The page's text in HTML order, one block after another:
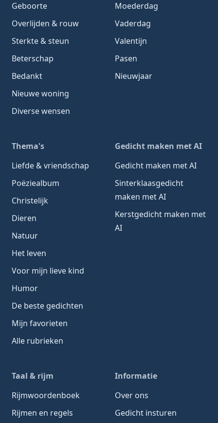
Geboorte
Overlijden & rouw
Sterkte & steun
Beterschap
Bedankt
Nieuwe woning
Diverse wensen
Moederdag
Vaderdag
Valentijn
Pasen
Nieuwjaar
Thema's
Liefde & vriendschap
Poëziealbum
Christelijk
Dieren
Natuur
Het leven
Voor mijn lieve kind
Humor
De beste gedichten
Mijn favorieten
Alle rubrieken
Gedicht maken met AI
Gedicht maken met AI
Sinterklaasgedicht
maken met AI
Kerstgedicht maken met
AI
Taal & rijm
Rijmwoordenboek
Rijmen en regels
Informatie
Over ons
Gedicht insturen